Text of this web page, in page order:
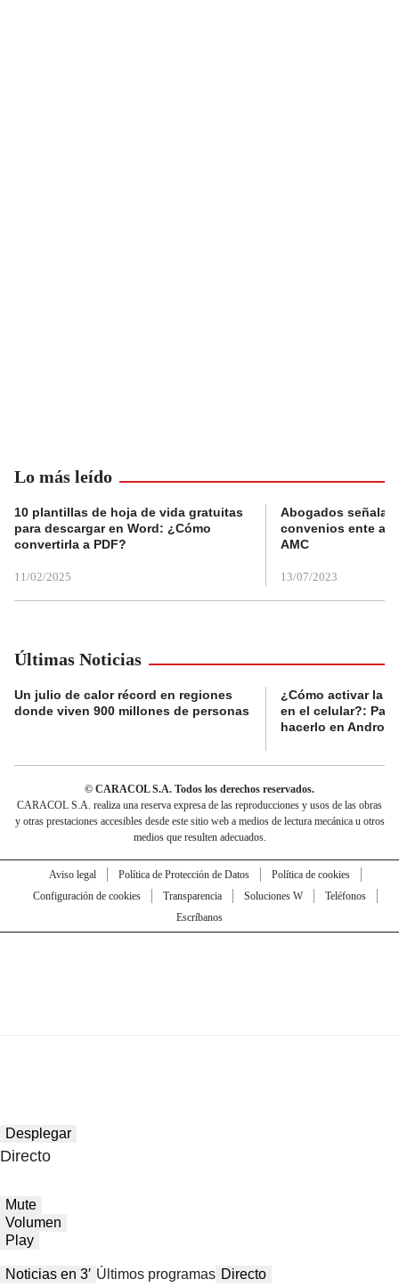
Lo más leído
10 plantillas de hoja de vida gratuitas
para descargar en Word: ¿Cómo
convertirla a PDF?
11/02/2025
Abogados
convenios ente
AMC
13/07/2023
Últimas Noticias
Un julio de calor récord en regiones
donde viven 900 millones de personas
¿Cómo activar la
en el celular?:
hacerlo en
© CARACOL S.A. Todos los derechos reservados.
CARACOL S.A. realiza una reserva expresa de las reproducciones y usos de las obras
y otras prestaciones accesibles desde este sitio web a medios de lectura mecánica u otros
medios que resulten adecuados.
Aviso legal Política de Protección de Datos
Política de cookies
Configuración de cookies
Transparencia Soluciones W
Teléfonos
Escríbanos
Desplegar
Directo
Mute
Volumen
Play
Noticias en 3′ Últimos programas Directo